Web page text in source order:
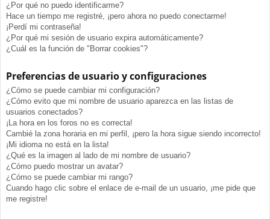
¿Por qué no puedo identificarme?
Hace un tiempo me registré, ¡pero ahora no puedo conectarme!
¡Perdí mi contraseña!
¿Por qué mi sesión de usuario expira automáticamente?
¿Cuál es la función de "Borrar cookies"?
Preferencias de usuario y configuraciones
¿Cómo se puede cambiar mi configuración?
¿Cómo evito que mi nombre de usuario aparezca en las listas de
usuarios conectados?
¡La hora en los foros no es correcta!
Cambié la zona horaria en mi perfil, ¡pero la hora sigue siendo incorrecto!
¡Mi idioma no está en la lista!
¿Qué es la imagen al lado de mi nombre de usuario?
¿Cómo puedo mostrar un avatar?
¿Cómo se puede cambiar mi rango?
Cuando hago clic sobre el enlace de e-mail de un usuario, ¡me pide que
me registre!